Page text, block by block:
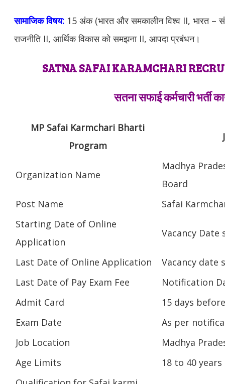
सामाजिक विषय: 15 अंक (भारत और समकालीन विश्व II, भारत –
राजनीति II, आर्थिक विकास को समझना II, आपदा प्रबंधन।
SATNA SAFAI KARAMCHARI
सतना सफाई कर्मचारी भर्ती
MP Safai Karmchari Bharti
Program
Organization Name
Madhya
Board
Post Name
Safai
Starting Date of Online
Application
Vacancy Date
Last Date of Online Application
Vacancy date
Last Date of Pay Exam Fee
Notification
Admit Card
15 days
Exam Date
As per
Job Location
Madhya
Age Limits
18 to 40 years